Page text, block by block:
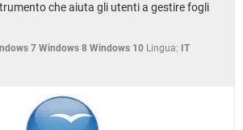
che aiuta gli utenti a gestire fogli
7 Windows 8 Windows 10 Lingua: IT